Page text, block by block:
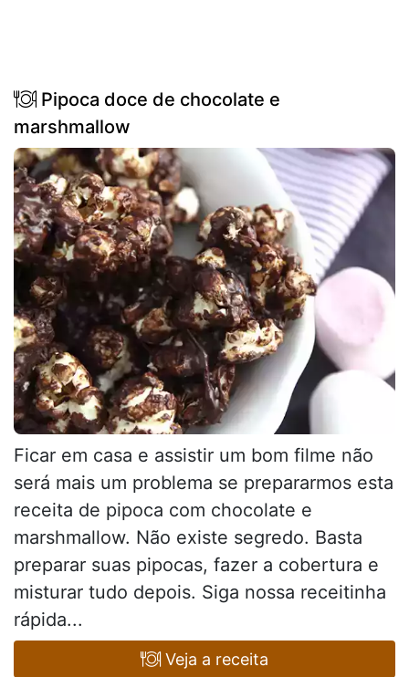
Pipoca doce de chocolate e
marshmallow
Ficar em casa e assistir um bom filme não
será mais um problema se prepararmos esta
receita de pipoca com chocolate e
marshmallow. Não existe segredo. Basta
preparar suas pipocas, fazer a cobertura e
misturar tudo depois. Siga nossa receitinha
rápida...
Veja a receita